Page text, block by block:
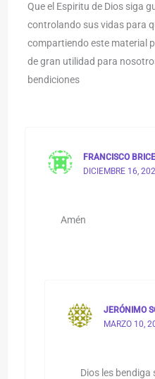
Que el Espiritu de Dios siga
controlando sus vidas para
compartiendo este material
de gran utilidad para
bendiciones
FRANCISCO
DICIEMBRE 16,
Amén
JERÓNIMO
MARZO 10,
Dios les